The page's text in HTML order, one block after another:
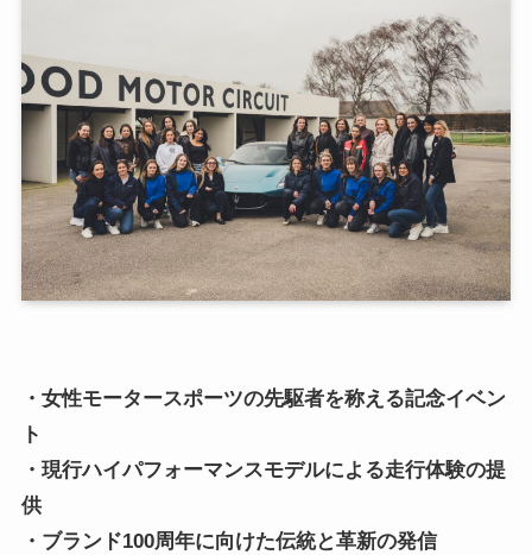
・女性モータースポーツの先駆者を称える記念イベン
ト
・現行ハイパフォーマンスモデルによる走行体験の提
供
・ブランド100周年に向けた伝統と革新の発信